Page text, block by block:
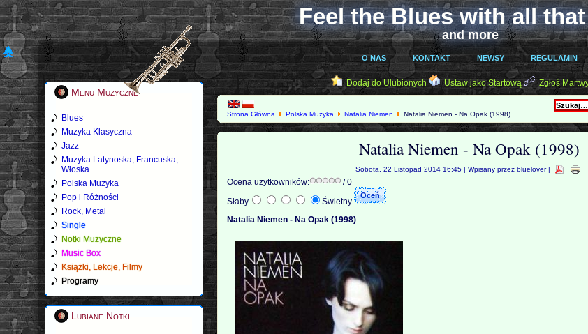
Feel the Blues with all
and more
O NAS KONTAKT NEWSY REGULAMIN
Menu Muzyczne
Blues
Muzyka Klasyczna
Jazz
Muzyka Latynoska, Francuska,
Włoska
Polska Muzyka
Pop i Różności
Rock, Metal
Single
Notki Muzyczne
Music Box
Książki, Lekcje, Filmy
Programy
Lubiane Notki
Dodaj do Ulubionych Ustaw jako Startową Zgłoś
Strona Główna Polska Muzyka Natalia Niemen Natalia Niemen - Na Opak (1998)
Natalia Niemen - Na Opak (1998)
Sobota, 22 Listopad 2014 16:45 | Wpisany przez bluelover |
Ocena użytkowników:
/ 0
Słaby
Świetny
Natalia Niemen - Na Opak (1998)